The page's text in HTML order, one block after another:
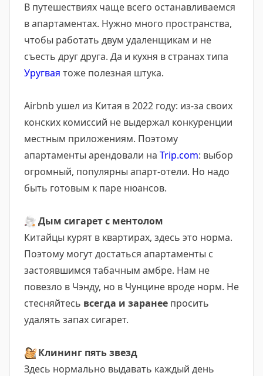
В путешествиях чаще всего останавливаемся
в апартаментах. Нужно много пространства,
чтобы работать двум удаленщикам и не
съесть друг друга. Да и кухня в странах типа
Уругвая тоже полезная штука.
Airbnb ушел из Китая в 2022 году: из-за своих
конских комиссий не выдержал конкуренции
местным приложениям. Поэтому
апартаменты арендовали на Trip.com: выбор
огромный, популярны апарт-отели. Но надо
быть готовым к паре нюансов.
🚬 Дым сигарет с ментолом
Китайцы курят в квартирах, здесь это норма.
Поэтому могут достаться апартаменты с
застоявшимся табачным амбре. Нам не
повезло в Чэнду, но в Чунцине вроде норм. Не
стесняйтесь всегда и заранее просить
удалять запах сигарет.
🧺 Клининг пять звезд
Здесь нормально выдавать каждый день